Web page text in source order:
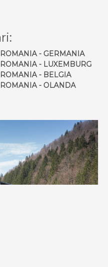
ROMANIA - GERMANIA
ROMANIA - LUXEMBURG
ROMANIA - BELGIA
ROMANIA - OLANDA